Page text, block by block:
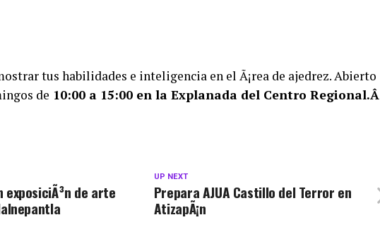
tus habilidades e inteligencia en el Ã¡rea de ajedrez. Abierto
de 10:00 a 15:00 en la Explanada del Centro Regional.Â
UP NEXT
Prepara AJUA Castillo del Terror en
AtizapÃ¡n
exposiciÃ³n de arte